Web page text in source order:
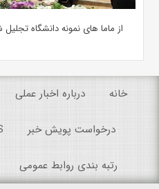
از ماما های نمونه دانشگاه
خانه درباره اخبار عملی
درخواست پویش خبر
رتبه بندی روابط عمومی